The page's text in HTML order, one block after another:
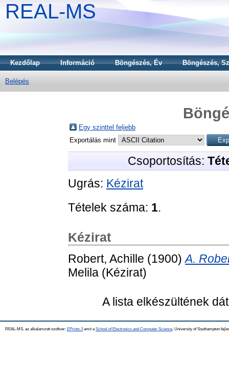
REAL-MS
Kezdőlap Információ Böngészés, Év Böngészés,
Belépés
Egy szinttel feljebb
Exportálás mint
Csoportosítás:
Ugrás: Kézirat
Tételek száma: 1.
Kézirat
Robert, Achille (1900)A.
Melila (Kézirat)
A lista elkészültének
REAL-MS, az alkalamzott szoftver: EPrints 3amit a School of Electronics and Computer Science , University of Southampton